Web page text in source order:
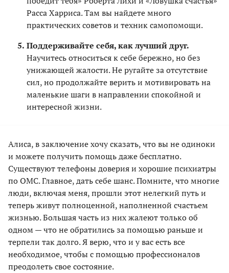
Расса Харриса. Там вы найдете много
практических советов и техник самопомощи.
Поддерживайте себя, как лучший друг.
Научитесь относиться к себе бережно, но без
унижающей жалости. Не ругайте за отсутствие
сил, но продолжайте верить и мотивировать на
маленькие шаги в направлении спокойной и
интересной жизни.
Алиса, в заключение хочу сказать, что вы не одиноки
и можете получить помощь даже бесплатно.
Существуют телефоны доверия и хорошие психиатры
по ОМС. Главное, дать себе шанс. Помните, что многие
люди, включая меня, прошли этот нелегкий путь и
теперь живут полноценной, наполненной счастьем
жизнью. Большая часть из них жалеют только об
одном — что не обратились за помощью раньше и
терпели так долго. Я верю, что и у вас есть все
необходимое, чтобы с помощью профессионалов
преодолеть свое состояние.